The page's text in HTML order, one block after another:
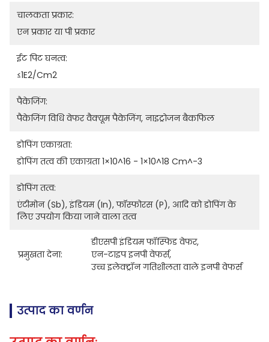
चालकता प्रकार:
एन प्रकार या पी प्रकार
ईट पिट घनत्व:
≤1E2/cm2
पैकेजिंग:
पैकेजिंग विधि वेफर वैक्यूम पैकेजिंग, नाइट्रोजन बैकफिल
डोपिंग एकाग्रता:
डोपिंग तत्व की एकाग्रता 1×10^16 - 1×10^18 Cm^-3
डोपिंग तत्व:
एंटीमोन (Sb), इंडियम (In), फॉस्फोरस (P), आदि को डोपिंग के
लिए उपयोग किया जाने वाला तत्व
प्रमुखता देना:
डीएसपी इंडियम फॉस्फिड वेफर,
एन-टाइप इनपी वेफर्स,
उच्च इलेक्ट्रॉन गतिशीलता वाले इनपी वेफर्स
उत्पाद का वर्णन